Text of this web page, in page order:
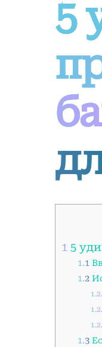
5
1 5
1.1
1.2
1.3